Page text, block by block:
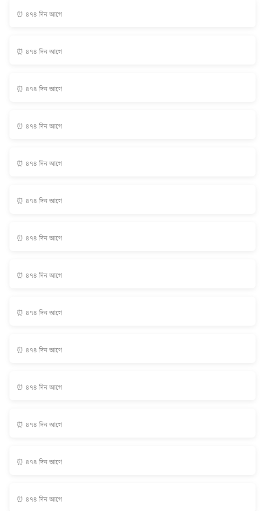
⏰ ৪৭৪ দিন আগে
⏰ ৪৭৪ দিন আগে
⏰ ৪৭৪ দিন আগে
⏰ ৪৭৪ দিন আগে
⏰ ৪৭৪ দিন আগে
⏰ ৪৭৪ দিন আগে
⏰ ৪৭৪ দিন আগে
⏰ ৪৭৪ দিন আগে
⏰ ৪৭৪ দিন আগে
⏰ ৪৭৪ দিন আগে
⏰ ৪৭৪ দিন আগে
⏰ ৪৭৪ দিন আগে
⏰ ৪৭৪ দিন আগে
⏰ ৪৭৪ দিন আগে